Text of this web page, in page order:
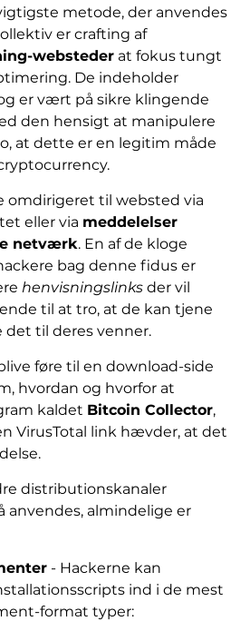
metode, der anvendes
er crafting af
webstederat fokus tungt
De indeholder
er vært på sikre klingende
den hensigt at manipulere
at dette er en legitim måde
omdirigeret til websted via
eller via meddelelser
netværk. En af de kloge
bag denne fidus er
henvisningslinksder vil
til at tro, at de kan tjene
det til deres venner.
føre til en download-side
hvordan og hvorfor at
kaldet Bitcoin Collector,
VirusTotal link hævder, at det
distributionskanaler
anvendes, almindelige er
- Hackerne kan
ind i de mest
format typer: